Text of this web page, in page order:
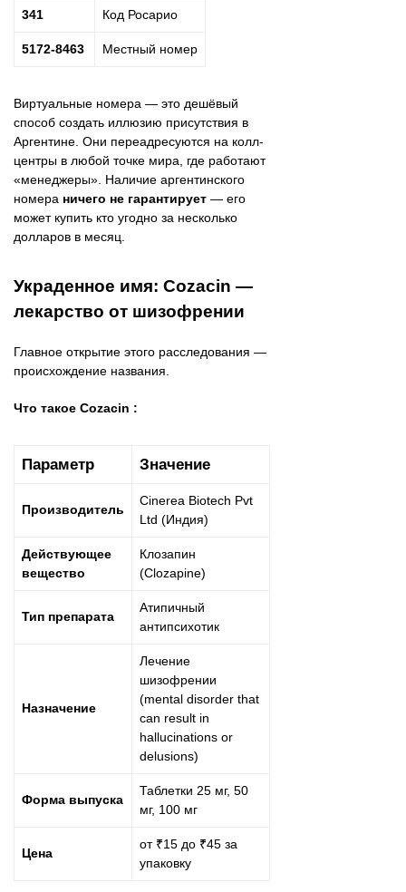
341 Код Росарио
5172-8463 Местный номер
Виртуальные номера — это дешёвый
способ создать иллюзию присутствия в
Аргентине. Они переадресуются на колл-
центры в любой точке мира, где работают
«менеджеры». Наличие аргентинского
номера ничего не гарантирует — его
может купить кто угодно за несколько
долларов в месяц.
Украденное имя: Cozacin —
лекарство от шизофрении
Главное открытие этого расследования —
происхождение названия.
Что такое Cozacin :
Параметр Значение
Производитель
Cinerea Biotech Pvt
Ltd (Индия)
Действующее
вещество
Клозапин
(Clozapine)
Тип препарата
Атипичный
антипсихотик
Назначение
Лечение
шизофрении
(mental disorder that
can result in
hallucinations or
delusions)
Форма выпуска
Таблетки 25 мг, 50
мг, 100 мг
Цена
от ₹15 до ₹45 за
упаковку